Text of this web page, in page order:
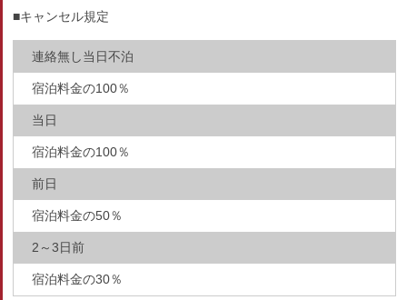
■キャンセル規定
連絡無し当日不泊
宿泊料金の100％
当日
宿泊料金の100％
前日
宿泊料金の50％
2～3日前
宿泊料金の30％